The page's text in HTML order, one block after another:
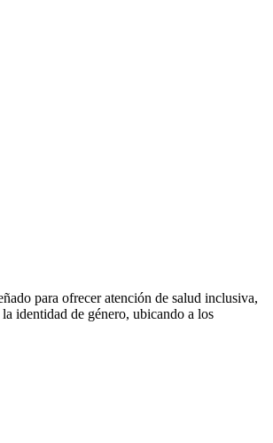
para ofrecer atención de salud inclusiva,
identidad de género, ubicando a los